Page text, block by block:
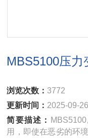
MBS5100压力
浏览次数：3772
更新时间： 2025-09-26
简要描述：
用，即使在恶劣的环